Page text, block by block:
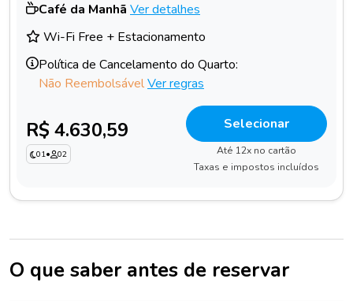
Café da Manhã Ver detalhes
Wi-Fi Free + Estacionamento
Política de Cancelamento do Quarto:
Não ReembolsávelVer regras
R$ 4.630,59
01• 02
Selecionar
Até 12x no cartão
Taxas e impostos incluídos
O que saber antes de reservar